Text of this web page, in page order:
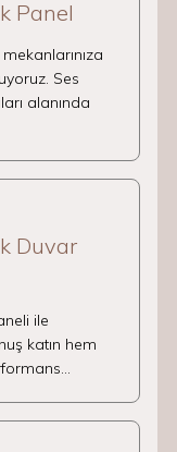
Panel
Ses
alanında
Duvar
ile
katın hem